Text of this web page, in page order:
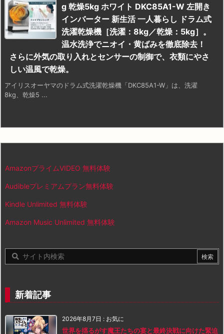
g 乾燥5kg ホワイト DKC85A1-W 左開き
インバーター 新生活 一人暮らし ドラム式
洗濯乾燥機［洗濯：8kg／乾燥：5kg］。
温水洗浄でニオイ・黄ばみを徹底除去！
さらに外気の取り入れとセンサーの制御で、衣類にやさ
しい温風で乾燥。
アイリスオーヤマのドラム式洗濯乾燥機「DKC85A1-W」は、洗濯
8kg、乾燥5 ...
AmazonプライムVIDEO 無料体験
Audibleプレミアムプラン無料体験
Kindle Unlimited 無料体験
Amazon Music Unlimited 無料体験
新着記事
2026年8月7日 : お気に
世界を揺るがす魔王たちの宴と最終決戦に向けた緊迫